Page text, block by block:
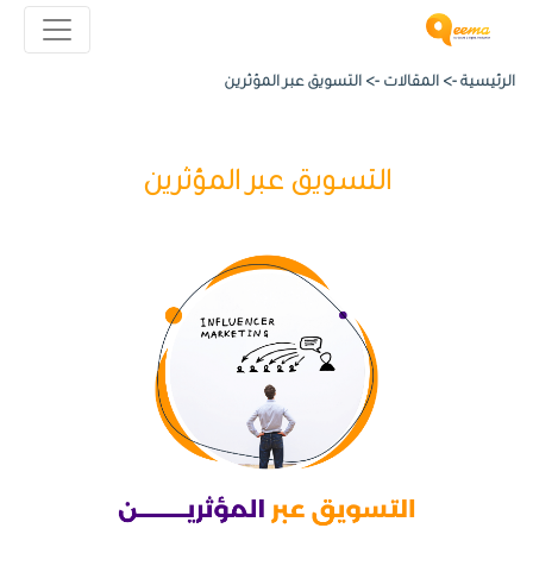
الرئيسية -> المقالات -> التسويق عبر المؤثرين
التسويق عبر المؤثرين